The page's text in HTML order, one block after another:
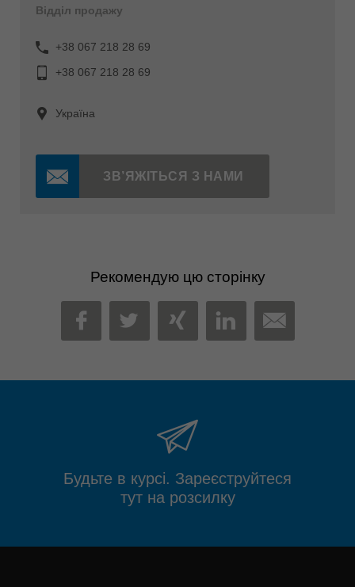
Відділ продажу
+38 067 218 28 69
+38 067 218 28 69
Україна
ЗВ’ЯЖІТЬСЯ З НАМИ
Рекомендую цю сторінку
FACEBOOK
TWITTER
XINGLINKEDIN
MAIL
Будьте в курсі. Зареєструйтеся
тут на розсилку